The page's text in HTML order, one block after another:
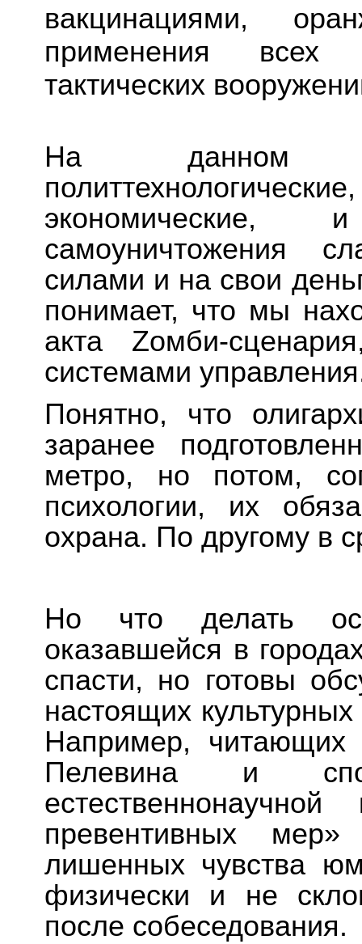
вакцинациями,
применения всех
тактических
На данном
экономические,
самоуничтожения
силами и на свои
понимает, что мы
акта Zомби-
системами
Понятно, что
заранее
метро, но потом,
психологии, их
охрана. По другому в
Но что делать
оказавшейся в
спасти, но готовы
настоящих
Например, читающих
Пелевина и
превентивных
лишенных чувства
физически и не
после собеседования.